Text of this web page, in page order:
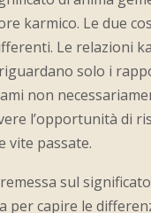
karmico. Le due
Le relazioni
solo i
non
l’opportunità di
vite passate.
sul
per capire le